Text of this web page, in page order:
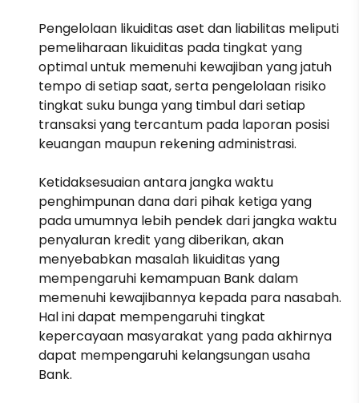
Pengelolaan likuiditas aset dan liabilitas meliputi
pemeliharaan likuiditas pada tingkat yang
optimal untuk memenuhi kewajiban yang jatuh
tempo di setiap saat, serta pengelolaan risiko
tingkat suku bunga yang timbul dari setiap
transaksi yang tercantum pada laporan posisi
keuangan maupun rekening administrasi.
Ketidaksesuaian antara jangka waktu
penghimpunan dana dari pihak ketiga yang
pada umumnya lebih pendek dari jangka waktu
penyaluran kredit yang diberikan, akan
menyebabkan masalah likuiditas yang
mempengaruhi kemampuan Bank dalam
memenuhi kewajibannya kepada para nasabah.
Hal ini dapat mempengaruhi tingkat
kepercayaan masyarakat yang pada akhirnya
dapat mempengaruhi kelangsungan usaha
Bank.